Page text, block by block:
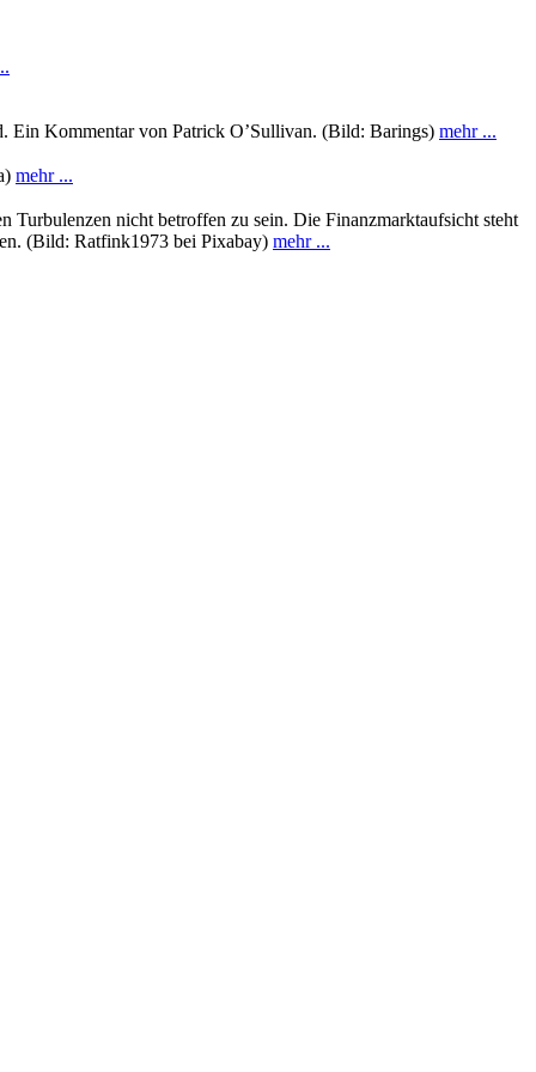
Ein Kommentar von Patrick O’Sullivan. (Bild: Barings) mehr ...
mehr ...
Turbulenzen nicht betroffen zu sein. Die Finanzmarktaufsicht steht
(Bild: Ratfink1973 bei Pixabay) mehr ...